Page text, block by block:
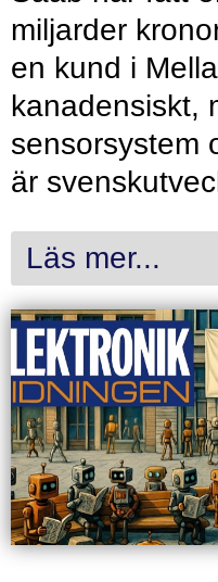
miljarder
en kund i
kanadensiskt,
sensorsystem
är
Läs mer...